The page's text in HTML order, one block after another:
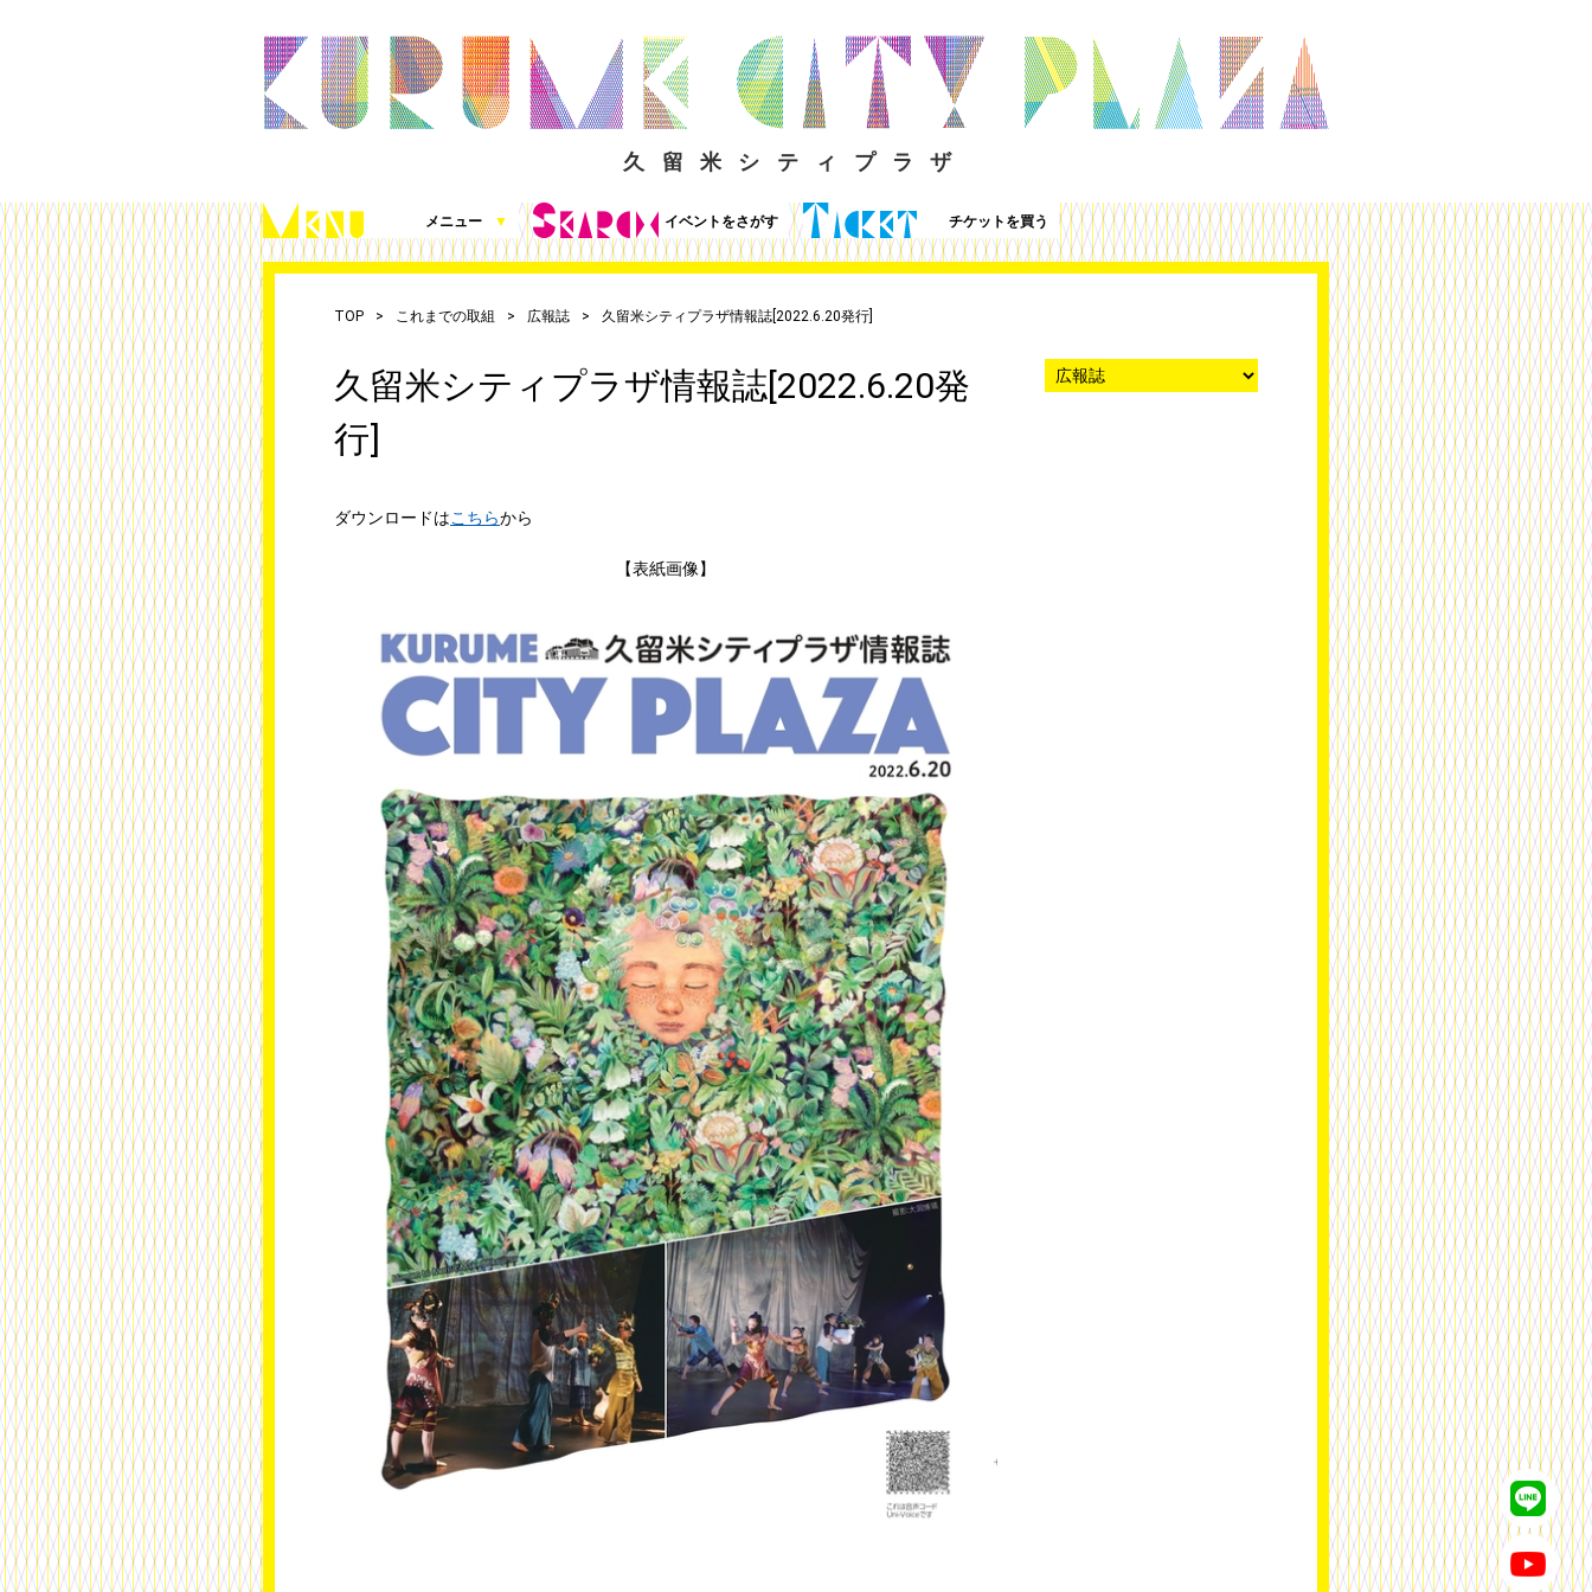
久留米シティプラザ
メニュー ▼
久留米シティプラザとは
施設案内（360度パノラマビュー）
アクセス
施設を借りる
（図面、資料、書類ダウンロード）
施設写真使用・撮影の届出
チケット発売情報
これまでの取組
シティプラザ応援プロジェクト
お知らせ
イベントをさがす チケットを買う
TOP これまでの取組 広報誌 久留米シティプラザ情報誌[2022.6.20発行]
久留米シティプラザ情報誌[2022.6.20発
行]
ダウンロードはこちらから
【表紙画像】